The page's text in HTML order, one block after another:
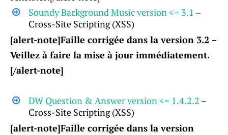
Soundy Background Music version <= 3.1 –
Cross-Site Scripting (XSS)
[alert-note]Faille corrigée dans la version 3.2 –
Veillez à faire la mise à jour immédiatement.
[/alert-note]
DW Question & Answer version <= 1.4.2.2 –
Cross-Site Scripting (XSS)
[alert-note]Faille corrigée dans la version